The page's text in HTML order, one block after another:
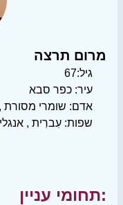
מרום תרצה
גיל:67
עיר: כפר סבא
אדם: שומרי מסורת ,
שפות: עִברִית ,
תחומי עניין: